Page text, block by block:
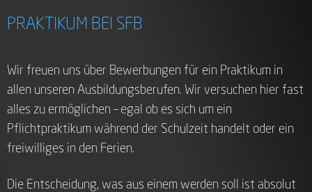
PRAKTIKUM BEI SFB
Wir freuen uns über Bewerbungen für ein Praktikum in
allen unseren Ausbildungsberufen. Wir versuchen hier fast
alles zu ermöglichen – egal ob es sich um ein
Pflichtpraktikum während der Schulzeit handelt oder ein
freiwilliges in den Ferien.
Die Entscheidung, was aus einem werden soll ist absolut